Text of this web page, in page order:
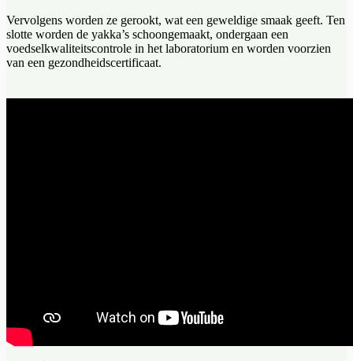
Vervolgens worden ze gerookt, wat een geweldige smaak geeft. Ten
slotte worden de yakka’s schoongemaakt, ondergaan een
voedselkwaliteitscontrole in het laboratorium en worden voorzien
van een gezondheidscertificaat.